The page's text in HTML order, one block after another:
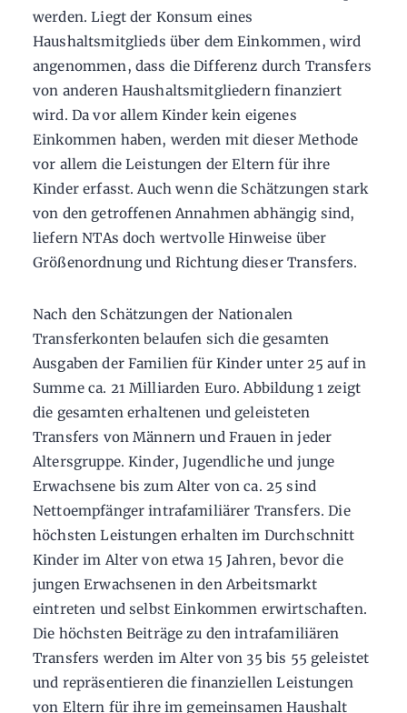
werden. Liegt der Konsum eines
Haushaltsmitglieds über dem Einkommen, wird
angenommen, dass die Differenz durch Transfers
von anderen Haushaltsmitgliedern finanziert
wird. Da vor allem Kinder kein eigenes
Einkommen haben, werden mit dieser Methode
vor allem die Leistungen der Eltern für ihre
Kinder erfasst. Auch wenn die Schätzungen stark
von den getroffenen Annahmen abhängig sind,
liefern NTAs doch wertvolle Hinweise über
Größenordnung und Richtung dieser Transfers.
Nach den Schätzungen der Nationalen
Transferkonten belaufen sich die gesamten
Ausgaben der Familien für Kinder unter 25 auf in
Summe ca. 21 Milliarden Euro. Abbildung 1 zeigt
die gesamten erhaltenen und geleisteten
Transfers von Männern und Frauen in jeder
Altersgruppe. Kinder, Jugendliche und junge
Erwachsene bis zum Alter von ca. 25 sind
Nettoempfänger intrafamiliärer Transfers. Die
höchsten Leistungen erhalten im Durchschnitt
Kinder im Alter von etwa 15 Jahren, bevor die
jungen Erwachsenen in den Arbeitsmarkt
eintreten und selbst Einkommen erwirtschaften.
Die höchsten Beiträge zu den intrafamiliären
Transfers werden im Alter von 35 bis 55 geleistet
und repräsentieren die finanziellen Leistungen
von Eltern für ihre im gemeinsamen Haushalt